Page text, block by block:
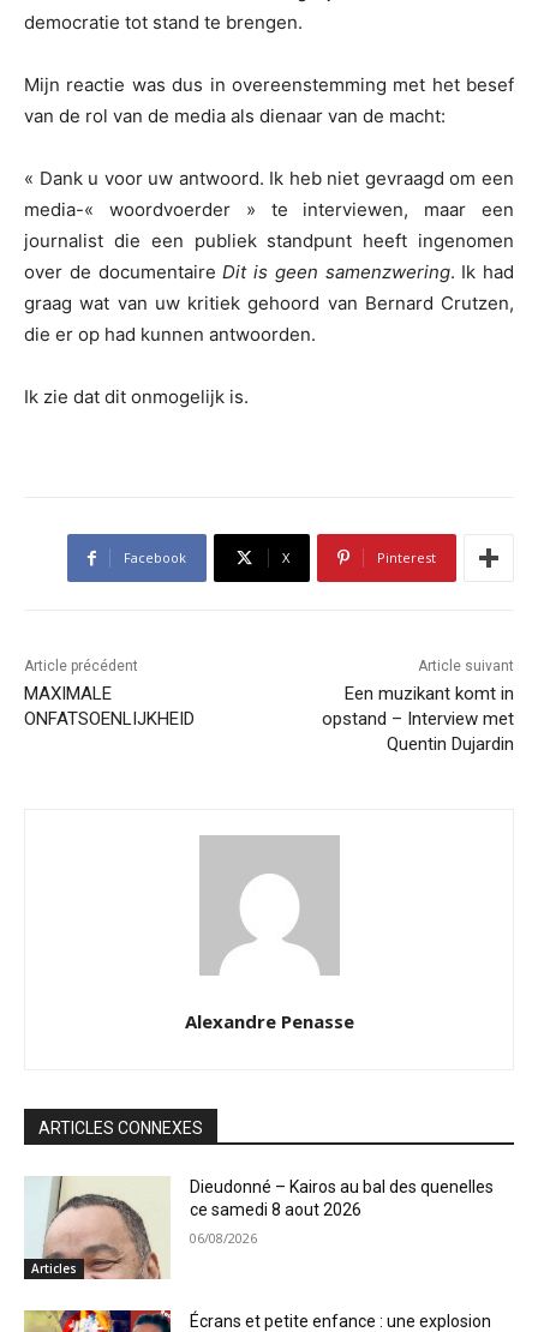
democratie tot stand te brengen.
Mijn reactie was dus in overeenstemming met het besef
van de rol van de media als dienaar van de macht:
« Dank u voor uw antwoord. Ik heb niet gevraagd om een
media-« woordvoerder » te interviewen, maar een
journalist die een publiek standpunt heeft ingenomen
over de documentaireDit is geen samenzwering. Ik had
graag wat van uw kritiek gehoord van Bernard Crutzen,
die er op had kunnen antwoorden.
Ik zie dat dit onmogelijk is.
Facebook X Pinterest
Article précédent
MAXIMALE
ONFATSOENLIJKHEID
Article suivant
Een muzikant komt in
opstand – Interview met
Quentin Dujardin
Alexandre Penasse
ARTICLES CONNEXES
Articles
Dieudonné – Kairos au bal des quenelles
ce samedi 8 aout 2026
06/08/2026
Écrans et petite enfance : une explosion